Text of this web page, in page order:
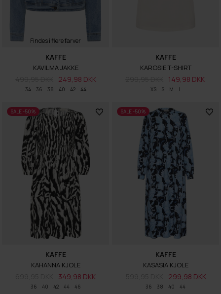
Findes i flere farver
34 36 38 40 42 44
KAFFE
KAVILMA JAKKE
249,98 DKK
XS S M L
KAFFE
KAROSIE T-SHIRT
149,98 DKK
SALE -50%
36 40 42 44 46
KAFFE
KAHANNA KJOLE
349,98 DKK
SALE -50%
36 38 40 44
KAFFE
KASASIA KJOLE
299,98 DKK